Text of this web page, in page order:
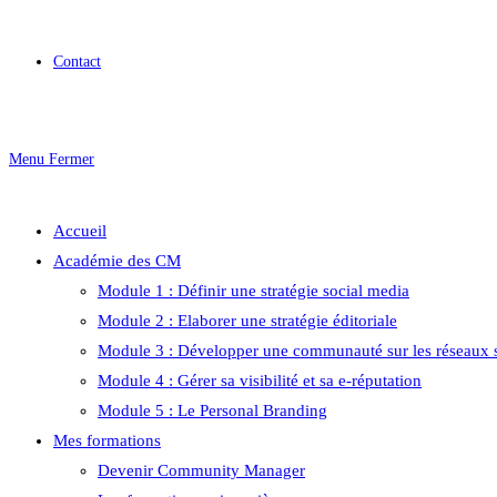
Contact
Menu Fermer
Accueil
Académie des CM
Module 1 : Définir une stratégie social media
Module 2 : Elaborer une stratégie éditoriale
Module 3 : Développer une communauté sur les réseaux
Module 4 : Gérer sa visibilité et sa e-réputation
Module 5 : Le Personal Branding
Mes formations
Devenir Community Manager